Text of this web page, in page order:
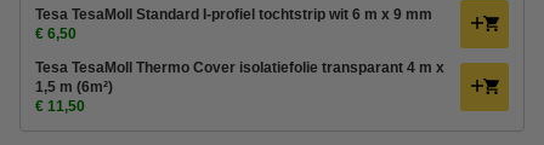
Tesa TesaMoll Standard I-profiel tochtstrip wit 6 m x 9 mm
€ 6,50
Tesa TesaMoll Thermo Cover isolatiefolie transparant 4 m x
1,5 m (6m²)
€ 11,50